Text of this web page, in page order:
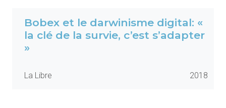
Bobex et le darwinisme digital: «
la clé de la survie, c’est s’adapter
»
La Libre 2018